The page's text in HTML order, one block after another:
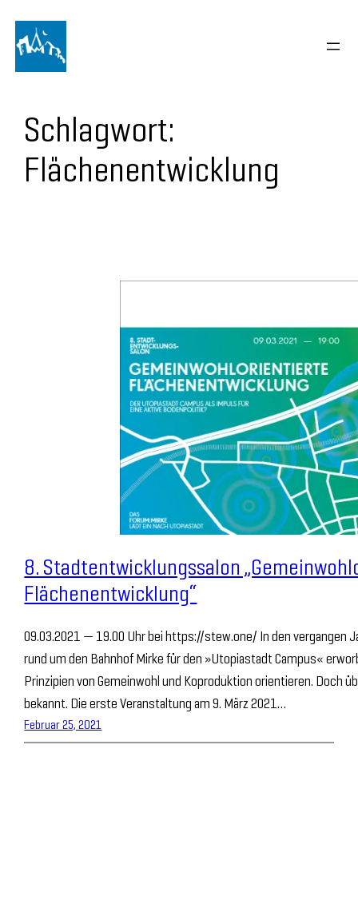
Schlagwort:
Flächenentwicklung
8. Stadtentwicklungssalon
Flächenentwicklung“
09.03.2021 — 19.00 Uhr bei https://stew.one/ In den vergangen
rund um den Bahnhof Mirke für den »Utopiastadt Campus«
Prinzipien von Gemeinwohl und Koproduktion orientieren. Doch
bekannt. Die erste Veranstaltung am 9. März 2021…
Februar 25, 2021